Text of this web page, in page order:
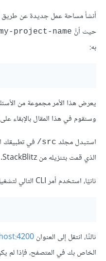
أنشأ مساحة عمل جديدة عن طريق
حيث أنَّ project-name
به:
يعرض هذا الأمر مجموعة من
وسنقوم في هذا المقال بالإبقاء
استبدل مجلد ‎/src في تطبيقك
الذي قمت بتنزيله من StackBlitz.
ثانيًا، استخدم أمر CLI التالي لتشغيل التطبيق محليًا:
ثالثًا، انتقل إلى العنوان